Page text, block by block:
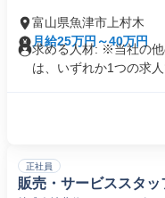
富山県魚津市上村木
月給25万円～40万円
求める人材: ※当社の
は、いずれか1つの求人
正社員
販売・サービススタッ